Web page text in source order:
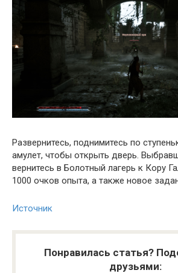
Развернитесь, поднимитесь по
амулет, чтобы открыть дверь.
вернитесь в Болотный лагерь к Кору
1000 очков опыта, а также новое
Источник
Понравилась статья?
друзьями: